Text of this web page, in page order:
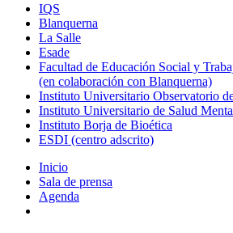
IQS
Blanquerna
La Salle
Esade
Facultad de Educación Social y
(en colaboración con Blanquerna)
Instituto Universitario Observatorio
Instituto Universitario de Salud
Instituto Borja de Bioética
ESDI (centro adscrito)
Inicio
Sala de prensa
Agenda